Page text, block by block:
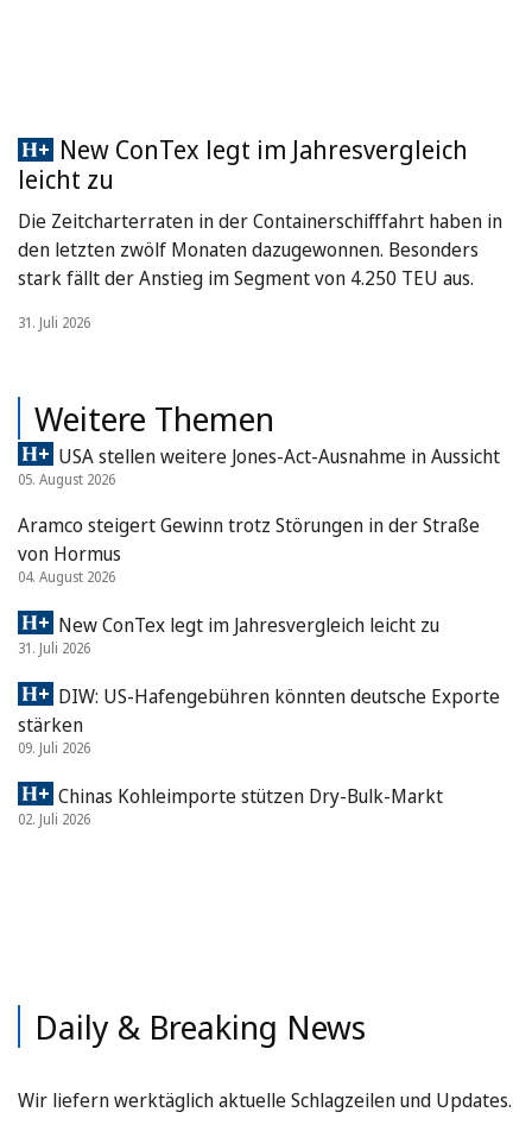
New ConTex legt im Jahresvergleich
leicht zu
Die Zeitcharterraten in der Containerschifffahrt haben in
den letzten zwölf Monaten dazugewonnen. Besonders
stark fällt der Anstieg im Segment von 4.250 TEU aus.
31. Juli 2026
Weitere Themen
USA stellen weitere Jones-Act-Ausnahme in Aussicht
05. August 2026
Aramco steigert Gewinn trotz Störungen in der Straße
von Hormus
04. August 2026
New ConTex legt im Jahresvergleich leicht zu
31. Juli 2026
DIW: US-Hafengebühren könnten deutsche Exporte
stärken
09. Juli 2026
Chinas Kohleimporte stützen Dry-Bulk-Markt
02. Juli 2026
Daily & Breaking News
Wir liefern werktäglich aktuelle Schlagzeilen und Updates.